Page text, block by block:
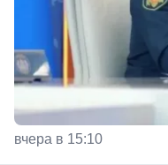
вчера в 15:10